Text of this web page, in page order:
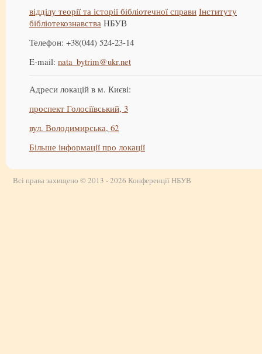
відділу теорії та історії бібліотечної справи Інституту
бібліотекознавства НБУВ
Телефон: +38(044) 524-23-14
E-mail: nata_bytrim@ukr.net
Адреси локацій в м. Києві:
проспект Голосіївський, 3
вул. Володимирська, 62
Більше інформації про локації
Всі права захищено © 2013 - 2026 Конференції НБУВ